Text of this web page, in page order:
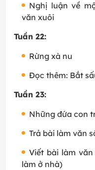
Nghị luận về
văn xuôi
Tuần 22:
Rừng xà nu
Đọc thêm: Bắt
Tuần 23:
Những đứa con
Trả bài làm văn
Viết bài làm
làm ở nhà)